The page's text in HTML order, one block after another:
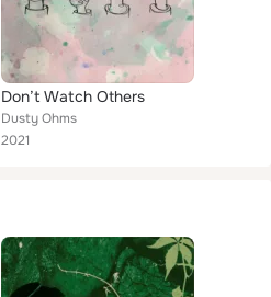
Don’t Watch Others
Dusty Ohms
2021